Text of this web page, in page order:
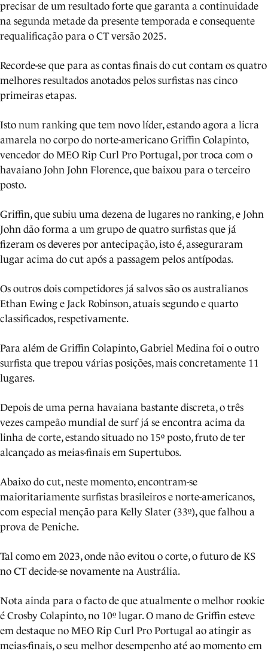
precisar de um resultado forte que garanta a continuidade
na segunda metade da presente temporada e consequente
requalificação para o CT versão 2025.
Recorde-se que para as contas finais do cut contam os quatro
melhores resultados anotados pelos surfistas nas cinco
primeiras etapas.
Isto num ranking que tem novo líder, estando agora a licra
amarela no corpo do norte-americano Griffin Colapinto,
vencedor do MEO Rip Curl Pro Portugal, por troca com o
havaiano John John Florence, que baixou para o terceiro
posto.
Griffin, que subiu uma dezena de lugares no ranking, e John
John dão forma a um grupo de quatro surfistas que já
fizeram os deveres por antecipação, isto é, asseguraram
lugar acima do cut após a passagem pelos antípodas.
Os outros dois competidores já salvos são os australianos
Ethan Ewing e Jack Robinson, atuais segundo e quarto
classificados, respetivamente.
Para além de Griffin Colapinto, Gabriel Medina foi o outro
surfista que trepou várias posições, mais concretamente 11
lugares.
Depois de uma perna havaiana bastante discreta, o três
vezes campeão mundial de surf já se encontra acima da
linha de corte, estando situado no 15º posto, fruto de ter
alcançado as meias-finais em Supertubos.
Abaixo do cut, neste momento, encontram-se
maioritariamente surfistas brasileiros e norte-americanos,
com especial menção para Kelly Slater (33º), que falhou a
prova de Peniche.
Tal como em 2023, onde não evitou o corte, o futuro de KS
no CT decide-se novamente na Austrália.
Nota ainda para o facto de que atualmente o melhor rookie
é Crosby Colapinto, no 10º lugar. O mano de Griffin esteve
em destaque no MEO Rip Curl Pro Portugal ao atingir as
meias-finais, o seu melhor desempenho até ao momento em